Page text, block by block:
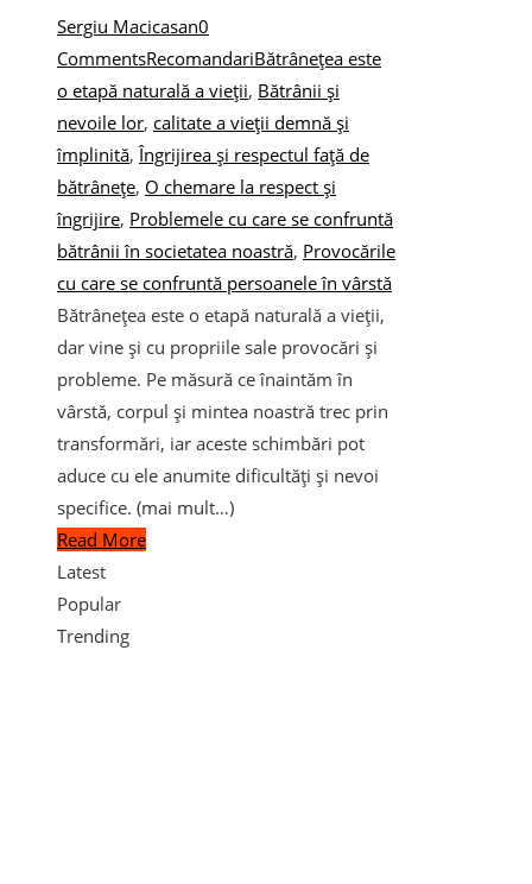
Sergiu Macicasan0
CommentsRecomandariBătrânețea este
o etapă naturală a vieții, Bătrânii și
nevoile lor, calitate a vieții demnă și
împlinită,Îngrijirea și respectul față de
bătrânețe, O chemare la respect și
îngrijire, Problemele cu care se confruntă
bătrânii în societatea noastră, Provocările
cu care se confruntă persoanele în vârstă
Bătrânețea este o etapă naturală a vieții,
dar vine și cu propriile sale provocări și
probleme. Pe măsură ce înaintăm în
vârstă, corpul și mintea noastră trec prin
transformări, iar aceste schimbări pot
aduce cu ele anumite dificultăți și nevoi
specifice. (mai mult…)
Read More
Latest
Popular
Trending